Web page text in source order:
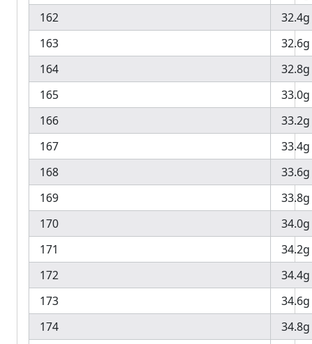
162
32.4g
163
32.6g
164
32.8g
165
33.0g
166
33.2g
167
33.4g
168
33.6g
169
33.8g
170
34.0g
171
34.2g
172
34.4g
173
34.6g
174
34.8g